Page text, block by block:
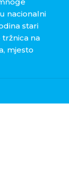
nacionalni
stari
tržnica na
mjesto